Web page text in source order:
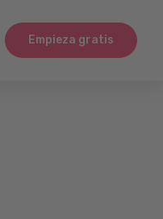
Empieza gratis